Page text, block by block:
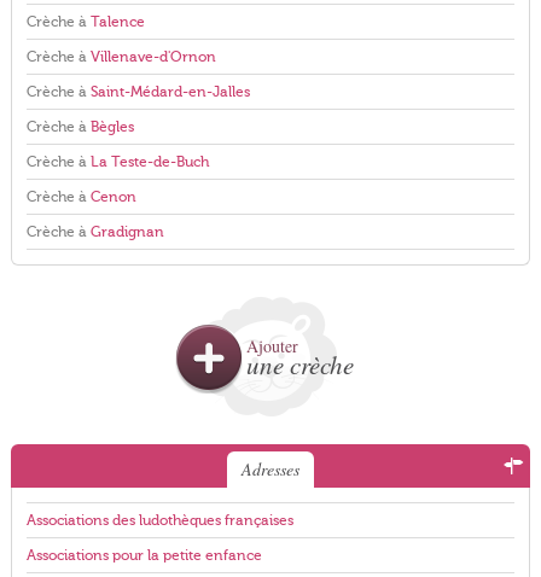
Crèche à Talence
Crèche à Villenave-d'Ornon
Crèche à Saint-Médard-en-Jalles
Crèche à Bègles
Crèche à La Teste-de-Buch
Crèche à Cenon
Crèche à Gradignan
Ajouter
une crèche
Adresses
Associations des ludothèques françaises
Associations pour la petite enfance